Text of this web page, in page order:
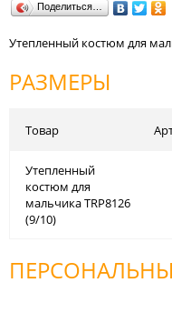
Поделиться…
Утепленный костюм для
РАЗМЕРЫ
Товар
Утепленный
костюм для
мальчика TRP8126
(9/10)